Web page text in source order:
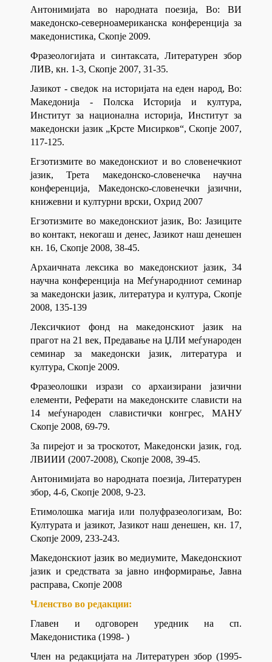
Антонимијата во народната поезија, Во: ВИ
македонско-северноамериканска конференција за
македонистика, Скопје 2009.
Фразеологијата и синтаксата, Литературен збор
ЛИВ, кн. 1-3, Скопје 2007, 31-35.
Јазикот - сведок на историјата на еден народ, Во:
Македонија - Полска Историја и култура,
Институт за национална историја, Институт за
македонски јазик „Крсте Мисирков“, Скопје 2007,
117-125.
Егзотизмите во македонскиот и во словенечкиот
јазик, Трета македонско-словенечка научна
конференција, Македонско-словенечки јазични,
книжевни и културни врски, Охрид 2007
Егзотизмите во македонскиот јазик, Во: Јазиците
во контакт, некогаш и денес, Јазикот наш денешен
кн. 16, Скопје 2008, 38-45.
Архаичната лексика во македонскиот јазик, 34
научна конференција на Меѓународниот семинар
за македонски јазик, литература и култура, Скопје
2008, 135-139
Лексичкиот фонд на македонскиот јазик на
прагот на 21 век, Предавање на ЏЛИ меѓународен
семинар за македонски јазик, литература и
култура, Скопје 2009.
Фразеолошки изрази со архаизирани јазични
елементи, Реферати на македонските слависти на
14 меѓународен славистички конгрес, МАНУ
Скопје 2008, 69-79.
За пирејот и за троскотот, Македонски јазик, год.
ЛВИИИ (2007-2008), Скопје 2008, 39-45.
Антонимијата во народната поезија, Литературен
збор, 4-6, Скопје 2008, 9-23.
Етимолошка магија или полуфразеологизам, Во:
Културата и јазикот, Јазикот наш денешен, кн. 17,
Скопје 2009, 233-243.
Македонскиот јазик во медиумите, Македонскиот
јазик и средствата за јавно информирање, Јавна
расправа, Скопје 2008
Членство во редакции:
Главен и одговорен уредник на сп.
Македонистика (1998- )
Член на редакцијата на Литературен збор (1995-